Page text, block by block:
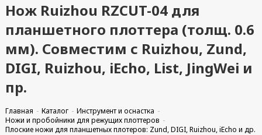
Нож Ruizhou RZCUT-04 для
планшетного плоттера (толщ. 0.6
мм). Совместим с Ruizhou, Zund,
DIGI, Ruizhou, iEcho, List, JingWei и
пр.
Главная Каталог
Инструмент и оснастка
Ножи и пробойники для режущих плоттеров
Плоские ножи для планшетных плотеров: Zund, DIGI, Ruizhou, iEcho и др.